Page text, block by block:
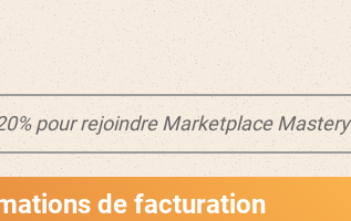
pour rejoindre Marketplace Mastery
de facturation